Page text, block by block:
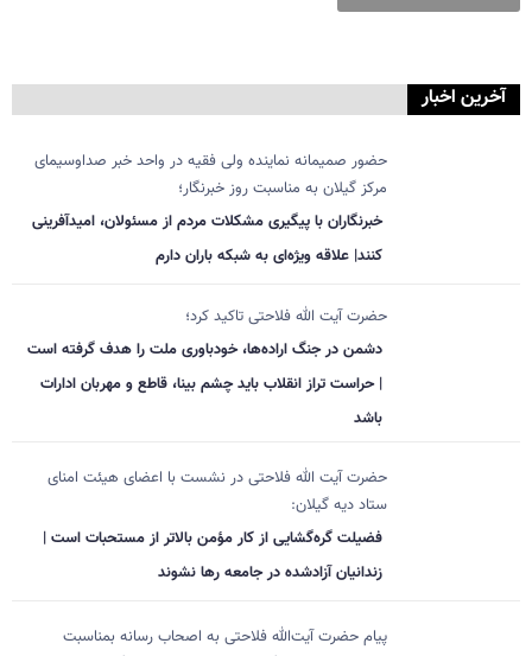
آخرین اخبار
حضور صمیمانه نماینده ولی فقیه در واحد خبر صداوسیمای
مرکز گیلان به مناسبت روز خبرنگار؛
خبرنگاران با پیگیری مشکلات مردم از مسئولان، امیدآفرینی
کنند| علاقه ویژه‌ای به شبکه باران دارم
حضرت آیت الله فلاحتی تاکید کرد؛
دشمن در جنگ اراده‌ها، خودباوری ملت را هدف گرفته است
| حراست تراز انقلاب باید چشم بینا، قاطع و مهربان ادارات
باشد
حضرت آیت الله فلاحتی در نشست با اعضای هیئت امنای
ستاد دیه گیلان:
فضیلت گره‌گشایی از کار مؤمن بالاتر از مستحبات است |
زندانیان آزادشده در جامعه رها نشوند
پیام حضرت آیت‌الله فلاحتی به اصحاب رسانه بمناسبت